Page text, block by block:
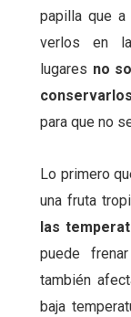
papilla que a
verlos en
lugares no
para que no
Lo primero
una fruta
las
puede
también
baja